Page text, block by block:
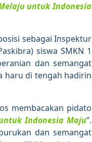
untuk Indonesia
sebagai Inspektur
siswa SMKN 1
dan semangat
haru di tengah hadirin
membacakan pidato
Indonesia Maju”.
dan semangat